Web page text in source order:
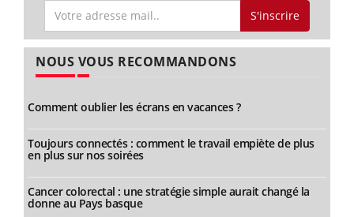
S'inscrire
NOUS VOUS RECOMMANDONS
Comment oublier les écrans en vacances ?
Toujours connectés : comment le travail empiète de plus
en plus sur nos soirées
Cancer colorectal : une stratégie simple aurait changé la
donne au Pays basque